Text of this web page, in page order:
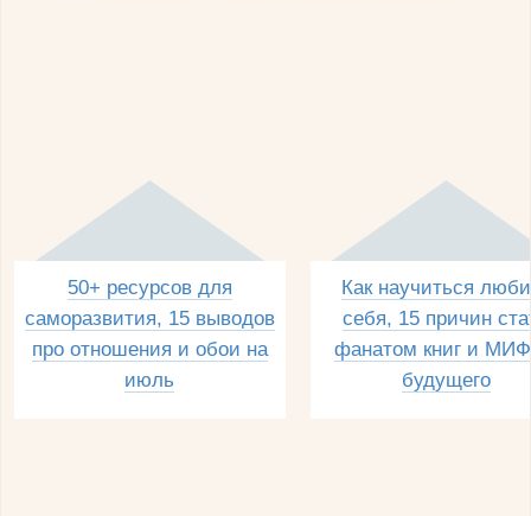
50+ ресурсов для
саморазвития, 15 выводов
про отношения и обои на
июль
Как научиться
себя, 15 причин
фанатом книг и
будущего